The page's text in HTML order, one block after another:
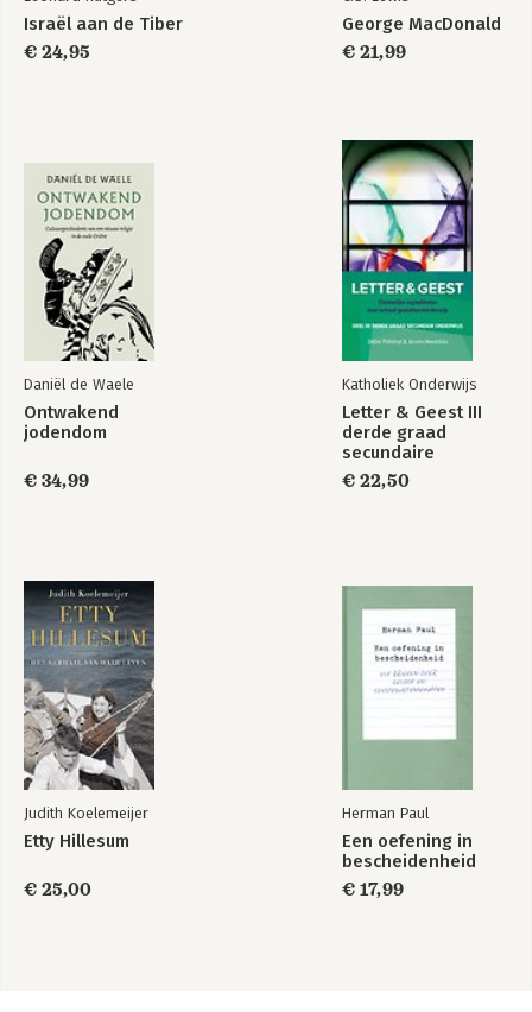
Israël aan de Tiber
€ 24,95
George MacDonald
€ 21,99
Daniël de Waele
Ontwakend
jodendom
€ 34,99
Katholiek Onderwijs
Letter & Geest III
derde graad
secundaire
onderwijs
€ 22,50
Judith Koelemeijer
Etty Hillesum
€ 25,00
Herman Paul
Een oefening in
bescheidenheid
€ 17,99